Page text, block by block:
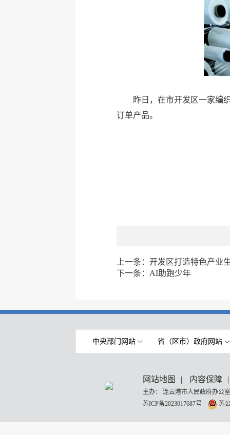
昨日，在市开发区一家编
订单产品。
上一条： 开发区打造特色产业
下一条： AI助跑少年
中央部门网站 省（区市）政府网站
网站地图 | 内容保障 |
主办： 连云港市人民政府办
苏ICP备2023017687号
苏